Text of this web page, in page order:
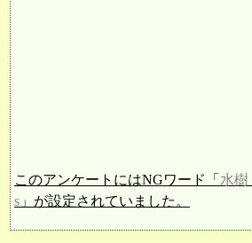
このアンケートにはNGワード「 水樹
s 」が設定されていました。